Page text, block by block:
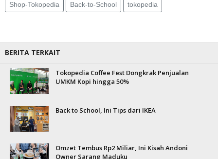
Shop-Tokopedia Back-to-School tokopedia
BERITA TERKAIT
Tokopedia Coffee Fest Dongkrak Penjualan
UMKM Kopi hingga 50%
Back to School, Ini Tips dari IKEA
Omzet Tembus Rp2 Miliar, Ini Kisah Andoni
Owner Sarang Maduku